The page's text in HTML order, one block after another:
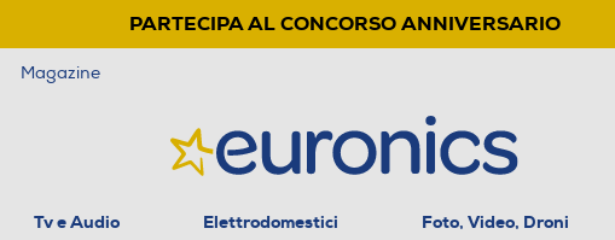
PARTECIPA AL CONCORSO ANNIVERSARIO
Magazine
Tv e Audio Elettrodomestici Foto, Video, Droni